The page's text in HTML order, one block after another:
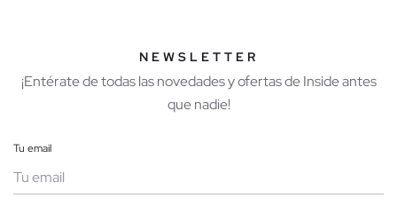
NEWSLETTER
¡Entérate de todas las novedades y ofertas de Inside antes
que nadie!
Tu email